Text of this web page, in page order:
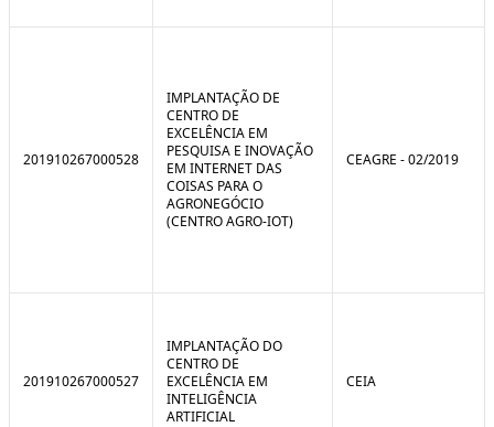
201910267000528
IMPLANTAÇÃO DE
CENTRO DE
EXCELÊNCIA EM
PESQUISA E INOVAÇÃO
EM INTERNET DAS
COISAS PARA O
AGRONEGÓCIO
(CENTRO AGRO-IOT)
CEAGRE - 02/2019
201910267000527
IMPLANTAÇÃO DO
CENTRO DE
EXCELÊNCIA EM
INTELIGÊNCIA
ARTIFICIAL
CEIA